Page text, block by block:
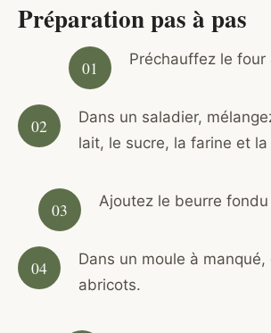
Préparation pas à pas
Préchauffez le four
Dans un saladier,
lait, le sucre, la farine et la
Ajoutez le beurre
Dans un moule à
abricots.